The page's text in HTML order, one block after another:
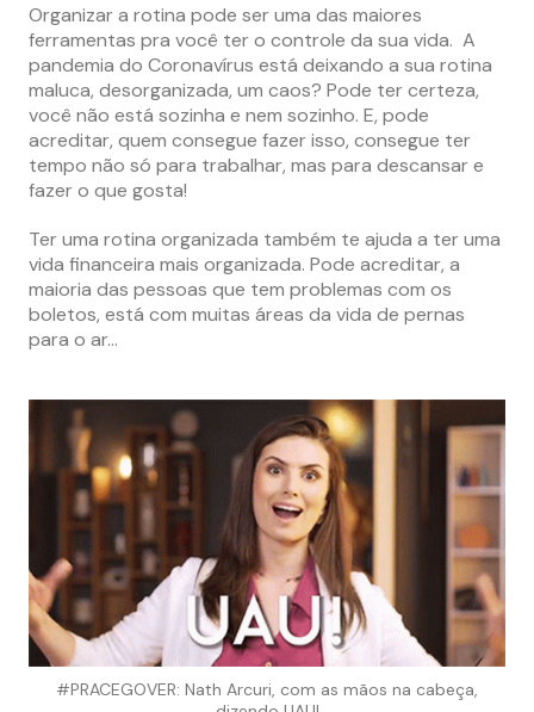
Organizar a rotina pode ser uma das maiores
ferramentas pra você ter o controle da sua vida. A
pandemia do Coronavírus está deixando a sua rotina
maluca, desorganizada, um caos? Pode ter certeza,
você não está sozinha e nem sozinho. E, pode
acreditar, quem consegue fazer isso, consegue ter
tempo não só para trabalhar, mas para descansar e
fazer o que gosta!
Ter uma rotina organizada também te ajuda a ter uma
vida financeira mais organizada. Pode acreditar, a
maioria das pessoas que tem problemas com os
boletos, está com muitas áreas da vida de pernas
para o ar…
#PRACEGOVER: Nath Arcuri, com as mãos na cabeça,